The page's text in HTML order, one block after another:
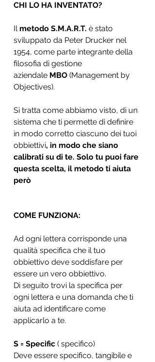
CHI LO HA INVENTATO?
Il metodo S.M.A.R.T. è stato
sviluppato da Peter Drucker nel
1954, come parte integrante della
filosofia di gestione
aziendale MBO (Management by
Objectives).
Si tratta come abbiamo visto, di un
sistema che ti permette di definire
in modo corretto ciascuno dei tuoi
obbiettivi, in modo che siano
calibrati su di te. Solo tu puoi fare
questa scelta, il metodo ti aiuta
però
COME FUNZIONA:
Ad ogni lettera corrisponde una
qualità specifica che il tuo
obbiettivo deve soddisfare per
essere un vero obbiettivo.
Di seguito trovi la specifica per
ogni lettera e una domanda che ti
aiuta ad identificare come
applicarlo a te.
S = Specific ( specifico)
Deve essere specifico, tangibile e